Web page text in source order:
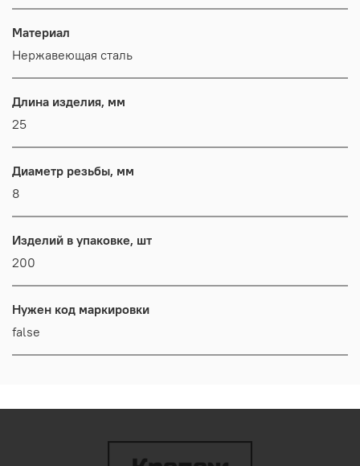
Материал
Нержавеющая сталь
Длина изделия, мм
25
Диаметр резьбы, мм
8
Изделий в упаковке, шт
200
Нужен код маркировки
false